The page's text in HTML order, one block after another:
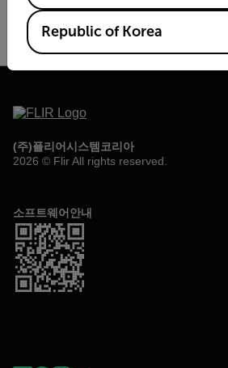
벤치탑 전자 설계를 위한 열화상 촬영 -
FLIR ETS320 소개
(주)플리어시스템코리아
2026 © Flir All rights reserved.
소프트웨어안내
Republic of Korea